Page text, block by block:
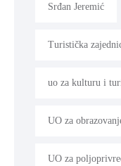
Srđan Jeremić
Turistička
uo za kulturu i
UO za
UO za